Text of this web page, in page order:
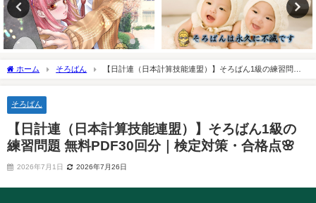
ホーム そろばん
【日計連（日本計算技能連盟）】そろばん1級の練習問題
そろばん
【日計連（日本計算技能連盟）】そろばん1級の
練習問題 無料PDF30回分｜検定対策・合格点🌸
2026年7月1日 2026年7月26日